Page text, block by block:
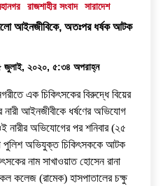
রাজশাহীর সংবাদ সারাদেশ
আইনজীবিকে, অতঃপর ধর্ষক আটক
জুলাই, ২০২০, ৫:৩৪ অপরাহ্ন
এক চিকিৎসকের বিরুদ্ধে বিয়ের
নারী আইনজীবীকে ধর্ষণের অভিযোগ
অভিযোগের পর শনিবার (২৫
পুলিশ অভিযুক্ত চিকিৎসককে আটক
নাম সাখাওয়াত হোসেন রানা
কলেজ (রামেক) হাসপাতালের চক্ষু